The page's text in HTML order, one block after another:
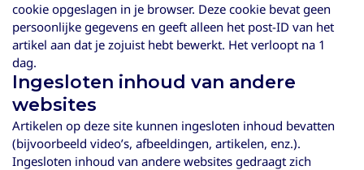
cookie opgeslagen in je browser. Deze cookie bevat geen
persoonlijke gegevens en geeft alleen het post-ID van het
artikel aan dat je zojuist hebt bewerkt. Het verloopt na 1
dag.
Ingesloten inhoud van andere
websites
Artikelen op deze site kunnen ingesloten inhoud bevatten
(bijvoorbeeld video’s, afbeeldingen, artikelen, enz.).
Ingesloten inhoud van andere websites gedraagt zich